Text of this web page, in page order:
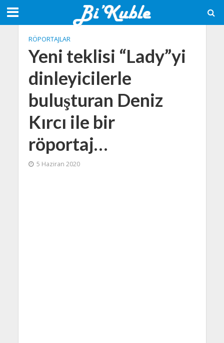
RÖPORTAJLAR
Yeni teklisi “Lady”yi
dinleyicilerle
buluşturan Deniz
Kırcı ile bir
röportaj…
5 Haziran 2020